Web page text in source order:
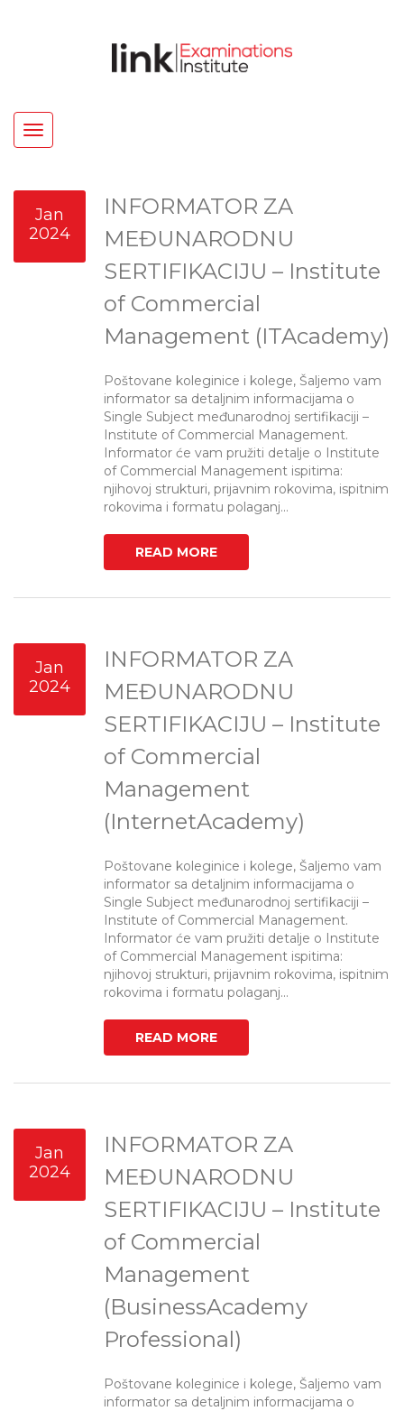
Toggle
navigation
Jan
2024
INFORMATOR ZA
MEĐUNARODNU
SERTIFIKACIJU – Institute
of Commercial
Management (ITAcademy)
Poštovane koleginice i kolege, Šaljemo vam
informator sa detaljnim informacijama o
Single Subject međunarodnoj sertifikaciji –
Institute of Commercial Management.
Informator će vam pružiti detalje o Institute
of Commercial Management ispitima:
njihovoj strukturi, prijavnim rokovima, ispitnim
rokovima i formatu polaganj...
READ MORE
Jan
2024
INFORMATOR ZA
MEĐUNARODNU
SERTIFIKACIJU – Institute
of Commercial
Management
(InternetAcademy)
Poštovane koleginice i kolege, Šaljemo vam
informator sa detaljnim informacijama o
Single Subject međunarodnoj sertifikaciji –
Institute of Commercial Management.
Informator će vam pružiti detalje o Institute
of Commercial Management ispitima:
njihovoj strukturi, prijavnim rokovima, ispitnim
rokovima i formatu polaganj...
READ MORE
Jan
2024
INFORMATOR ZA
MEĐUNARODNU
SERTIFIKACIJU – Institute
of Commercial
Management
(BusinessAcademy
Professional)
Poštovane koleginice i kolege, Šaljemo vam
informator sa detaljnim informacijama o